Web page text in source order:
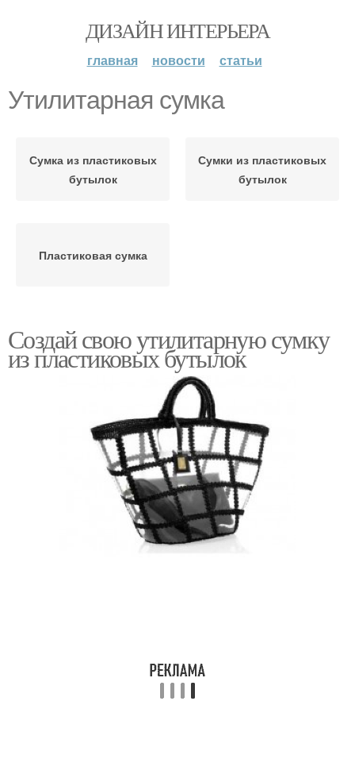
ДИЗАЙН ИНТЕРЬЕРА
главная новости статьи
Утилитарная сумка
Сумка из пластиковых
бутылок
Сумки из пластиковых
бутылок
Пластиковая сумка
Создай свою утилитарную сумку
из пластиковых бутылок